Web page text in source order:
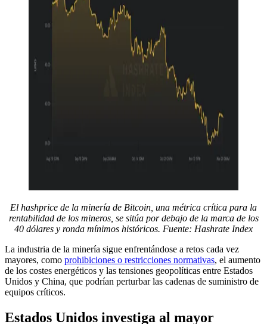
El hashprice de la minería de Bitcoin, una métrica crítica para la
rentabilidad de los mineros, se sitúa por debajo de la marca de los
40 dólares y ronda mínimos históricos. Fuente: Hashrate Index
La industria de la minería sigue enfrentándose a retos cada vez
mayores, como prohibiciones o restricciones normativas, el aumento
de los costes energéticos y las tensiones geopolíticas entre Estados
Unidos y China, que podrían perturbar las cadenas de suministro de
equipos críticos.
Estados Unidos investiga al mayor